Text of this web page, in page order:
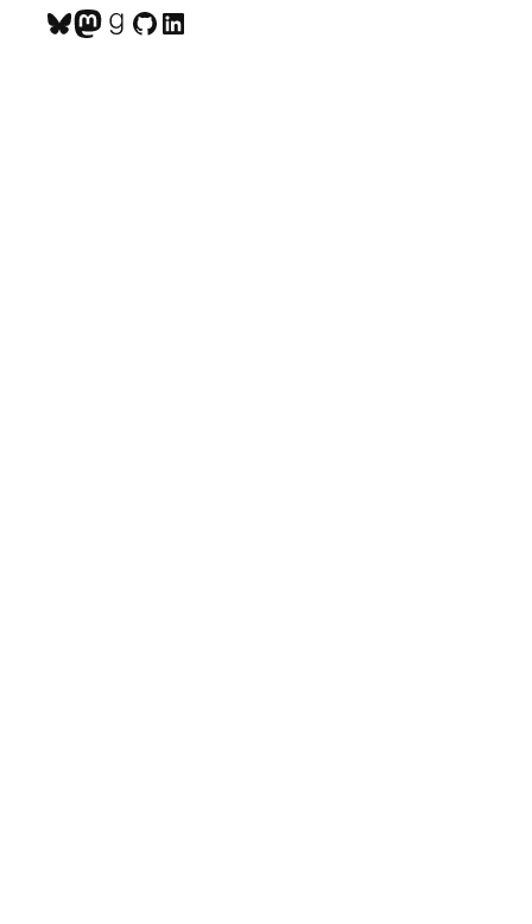
Bluesky
Mastodon
Goodreads
GitHub
LinkedIn